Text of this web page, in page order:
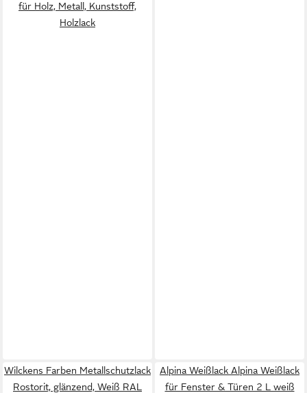
für Holz, Metall, Kunststoff,
Holzlack
Wilckens Farben Metallschutzlack
Rostorit, glänzend, Weiß RAL
Alpina Weißlack Alpina Weißlack
für Fenster & Türen 2 L weiß